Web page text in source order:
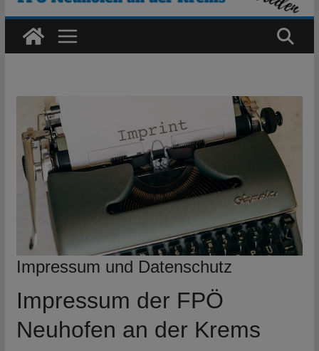
Impressum und Datenschutz
Impressum der FPÖ
Neuhofen an der Krems